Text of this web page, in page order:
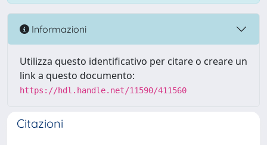
Informazioni
Utilizza questo identificativo per citare o creare un
link a questo documento:
https://hdl.handle.net/11590/411560
Citazioni